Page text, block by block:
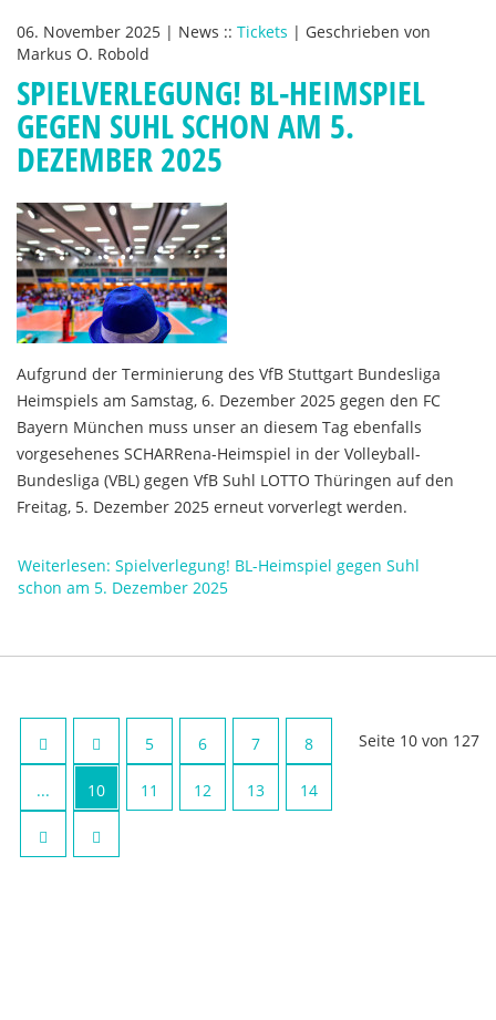
06. November 2025 | News :: Tickets | Geschrieben von
Markus O. Robold
SPIELVERLEGUNG! BL-HEIMSPIEL
GEGEN SUHL SCHON AM 5.
DEZEMBER 2025
Aufgrund der Terminierung des VfB Stuttgart Bundesliga
Heimspiels am Samstag, 6. Dezember 2025 gegen den FC
Bayern München muss unser an diesem Tag ebenfalls
vorgesehenes SCHARRena-Heimspiel in der Volleyball-
Bundesliga (VBL) gegen VfB Suhl LOTTO Thüringen auf den
Freitag, 5. Dezember 2025 erneut vorverlegt werden.
Weiterlesen: Spielverlegung! BL-Heimspiel gegen Suhl
schon am 5. Dezember 2025
Seite 10 von 127
5 6 7 8
... 10 11 12 13 14